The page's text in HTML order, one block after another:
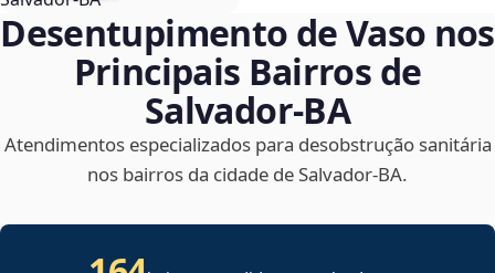
Desentupimento de Vaso nos
Principais Bairros de
Salvador‑BA
Atendimentos especializados para desobstrução sanitária
nos bairros da cidade de Salvador‑BA.